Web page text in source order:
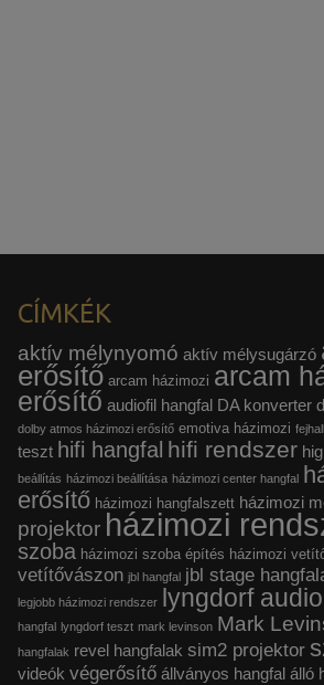
CÍMKÉK
aktív mélynyomó aktív mélysugárzó
erősítő arcam házimozi arcam
erősítő audiofil hangfal DA konverter
dolby atmos házimozi erősítő emotiva házimozi
teszt hifi hangfal hifi rendszer
beállítás házimozi beállítása házimozi center hangfal
erősítő házimozi hangfalszett házimozi
projektor házimozi
szoba házimozi szoba építés házimozi
vetítővászon jbl hangfal jbl stage
legjobb házimozi rendszer lyngdorf audio
hangfal lyngdorf teszt mark levinson Mark
hangfalak revel hangfalak sim2 projektor
videók végerősítő állványos hangfal álló